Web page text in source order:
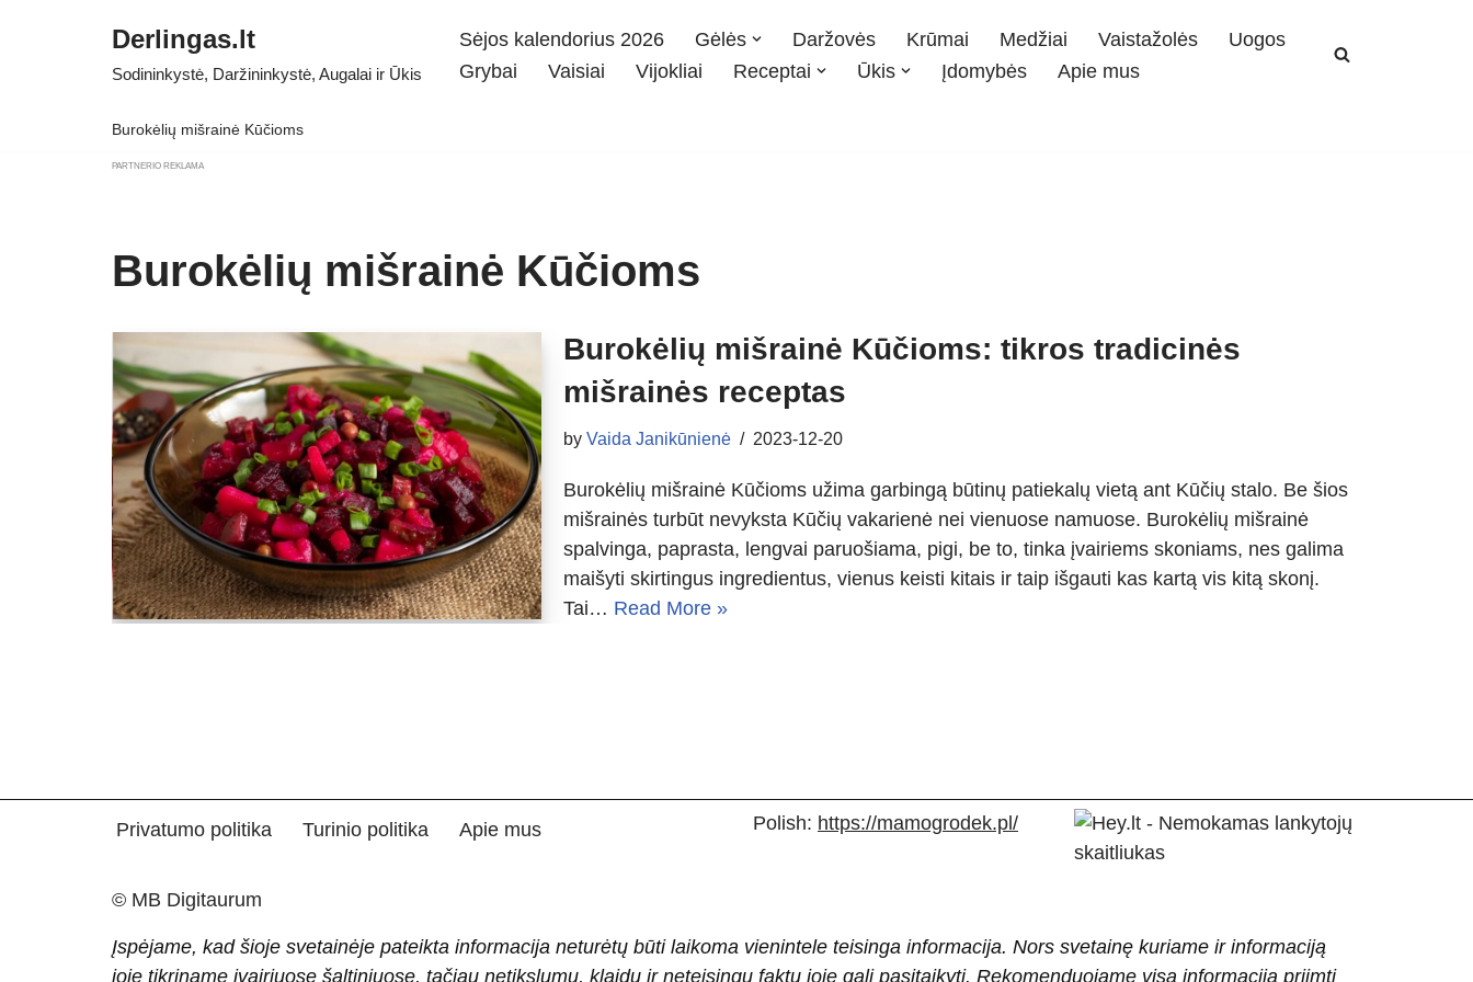
Derlingas.lt
Sodininkystė, Daržininkystė, Augalai ir Ūkis
Sėjos kalendorius 2026 Gėlės Daržovės Krūmai Medžiai Vaistažolės
Uogos
Grybai
Vaisiai Vijokliai Receptai Ūkis Įdomybės Apie mus
Burokėlių mišrainė Kūčioms
PARTNERIO REKLAMA
Burokėlių mišrainė Kūčioms
Burokėlių mišrainė Kūčioms: tikros tradicinės
mišrainės receptas
by Vaida Janikūnienė 2023-12-20
Burokėlių mišrainė Kūčioms užima garbingą būtinų patiekalų vietą ant Kūčių stalo. Be šios
mišrainės turbūt nevyksta Kūčių vakarienė nei vienuose namuose. Burokėlių mišrainė
spalvinga, paprasta, lengvai paruošiama, pigi, be to, tinka įvairiems skoniams, nes galima
maišyti skirtingus ingredientus, vienus keisti kitais ir taip išgauti kas kartą vis kitą skonį.
Tai… Read More »
Privatumo politika Turinio politika Apie mus Polish: https://mamogrodek.pl/
© MB Digitaurum
Įspėjame, kad šioje svetainėje pateikta informacija neturėtų būti laikoma vienintele teisinga informacija. Nors svetainę kuriame ir informaciją
joje tikriname įvairiuose šaltiniuose, tačiau netikslumų, klaidų ir neteisingų faktų joje gali pasitaikyti. Rekomenduojame visą informaciją priimti